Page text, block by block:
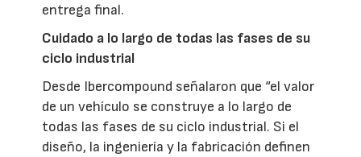
entrega final.
Cuidado a lo largo de todas las fases de su
ciclo industrial
Desde Ibercompound señalaron que “el valor
de un vehículo se construye a lo largo de
todas las fases de su ciclo industrial. Si el
diseño, la ingeniería y la fabricación definen